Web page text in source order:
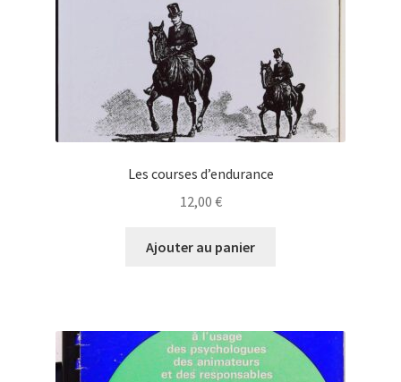
Les courses d’endurance
12,00 €
Ajouter au panier